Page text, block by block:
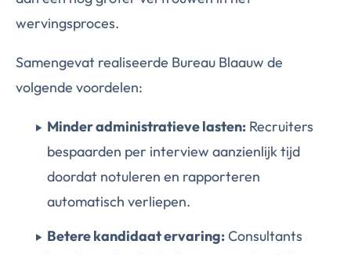
wervingsproces.
Samengevat realiseerde Bureau Blaauw de
volgende voordelen:
Minder administratieve lasten: Recruiters
bespaarden per interview aanzienlijk tijd
doordat notuleren en rapporteren
automatisch verliepen.
Betere kandidaat ervaring:Consultants